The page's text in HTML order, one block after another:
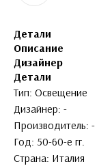
Детали
Описание
Дизайнер
Детали
Тип: Освещение
Дизайнер: -
Производитель: -
Год: 50-60-е гг.
Страна: Италия